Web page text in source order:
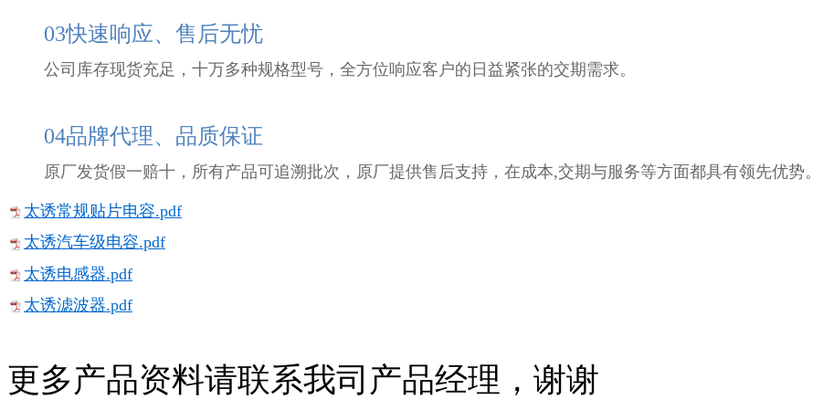
03快速响应、售后无忧
公司库存现货充足，十万多种规格型号，全方位响应客户的日益紧张的交期需求。
04品牌代理、品质保证
原厂发货假一赔十，所有产品可追溯批次，原厂提供售后支持，在成本,交期与服务等方面都具有领先优势。
太诱常规贴片电容.pdf
太诱汽车级电容.pdf
太诱电感器.pdf
太诱滤波器.pdf
更多产品资料请联系我司产品经理，谢谢